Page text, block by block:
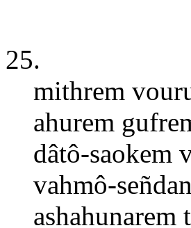
25.
mithrem
ahurem
dâtô-saokem
vahmô-
ashahunarem